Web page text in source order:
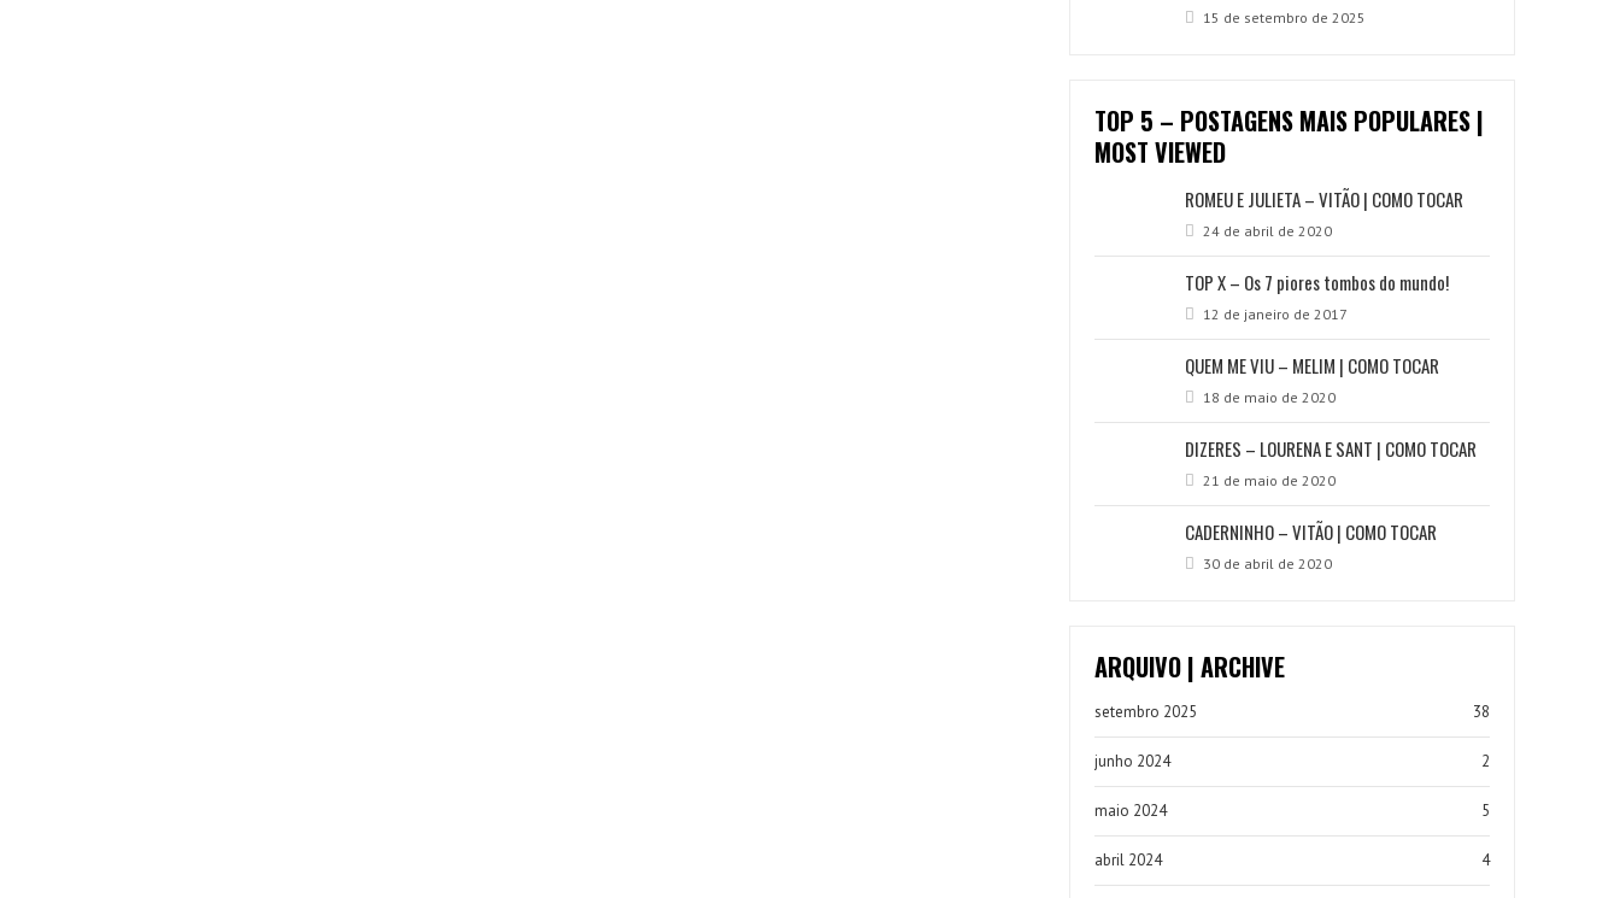
15 de setembro de 2025
TOP 5 – POSTAGENS MAIS POPULARES |
MOST VIEWED
ROMEU E JULIETA – VITÃO | COMO TOCAR
24 de abril de 2020
TOP X – Os 7 piores tombos do mundo!
12 de janeiro de 2017
QUEM ME VIU – MELIM | COMO TOCAR
18 de maio de 2020
DIZERES – LOURENA E SANT | COMO TOCAR
21 de maio de 2020
CADERNINHO – VITÃO | COMO TOCAR
30 de abril de 2020
ARQUIVO | ARCHIVE
setembro 2025 38
junho 2024 2
maio 2024 5
abril 2024 4